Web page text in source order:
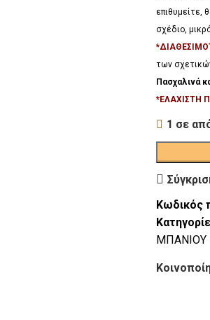
επιθυμείτε,
σχέδιο,
των
Πασχαλινά
*ΕΛΑΧΙΣΤΗ
1 σε
Κωδικός
ΜΠΑΝΙΟΥ